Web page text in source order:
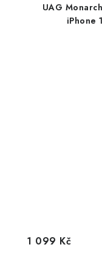
UAG
iPhone
1 099 Kč